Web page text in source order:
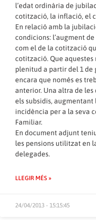
l’edat ordinària de
cotització, la inflació, el
En relació amb la
condicions: l’augment de
com el de la cotització
cotització. Que aquestes
plenitud a partir del 1 de
encara que només es
anterior. Una altra de
els subsidis, augmentant
incidència per a la seva
Familiar.
En document adjunt
les pensions utilitzat en
delegades.
LLEGIR MÉS »
24/04/2013 - 15:15:45